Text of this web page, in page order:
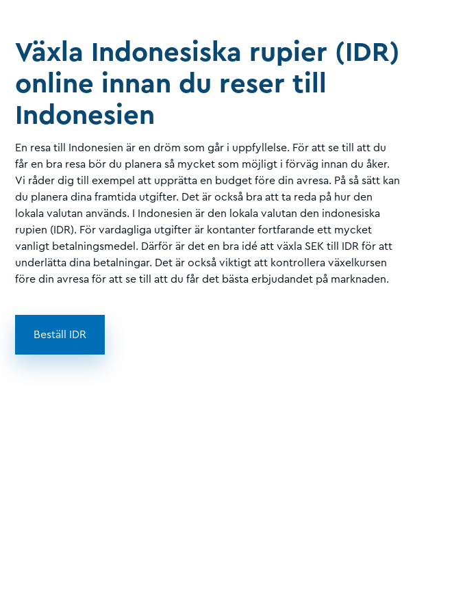
Växla Indonesiska rupier (IDR)
online innan du reser till
Indonesien
En resa till Indonesien är en dröm som går i uppfyllelse. För att se till att du
får en bra resa bör du planera så mycket som möjligt i förväg innan du åker.
Vi råder dig till exempel att upprätta en budget före din avresa. På så sätt kan
du planera dina framtida utgifter. Det är också bra att ta reda på hur den
lokala valutan används. I Indonesien är den lokala valutan den indonesiska
rupien (IDR). För vardagliga utgifter är kontanter fortfarande ett mycket
vanligt betalningsmedel. Därför är det en bra idé att växla SEK till IDR för att
underlätta dina betalningar. Det är också viktigt att kontrollera växelkursen
före din avresa för att se till att du får det bästa erbjudandet på marknaden.
Beställ IDR